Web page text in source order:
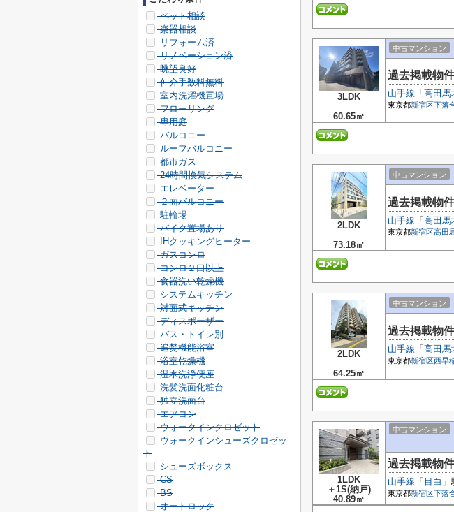
3LDK
60.65㎡
中古マンション
過去掲載物件
山手線 「 高田馬
東京都新宿区下落
2LDK
73.18㎡
中古マンション
過去掲載物件
山手線 「 高田馬
東京都新宿区高田
2LDK
64.25㎡
中古マンション
過去掲載物件
山手線 「 高田馬
東京都新宿区西早
1LDK
＋1S(納戸)
40.89㎡
中古マンション
過去掲載物件
山手線 「 目白 」
東京都新宿区下落
ペット相談
楽器相談
リフォーム済
リノベーション済
眺望良好
仲介手数料無料
室内洗濯機置場
フローリング
専用庭
バルコニー
ルーフバルコニー
都市ガス
24時間換気システム
エレベーター
２面バルコニー
駐輪場
バイク置場あり
IHクッキングヒーター
ガスコンロ
コンロ２口以上
食器洗い乾燥機
システムキッチン
対面式キッチン
ディスポーザー
バス・トイレ別
追焚機能浴室
浴室乾燥機
温水洗浄便座
洗髪洗面化粧台
独立洗面台
エアコン
ウォークインクロゼット
ウォークインシューズクロゼッ
ト
シューズボックス
CS
BS
オートロック